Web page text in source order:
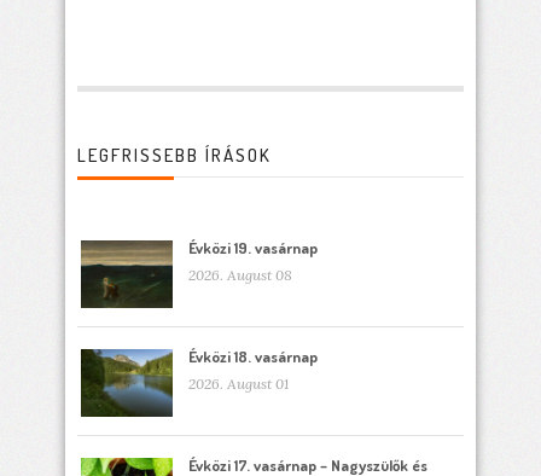
LEGFRISSEBB ÍRÁSOK
Évközi 19. vasárnap
2026. August 08
Évközi 18. vasárnap
2026. August 01
Évközi 17. vasárnap – Nagyszülők és